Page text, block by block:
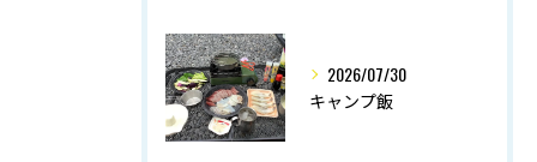
2026/07/30
キャンプ飯